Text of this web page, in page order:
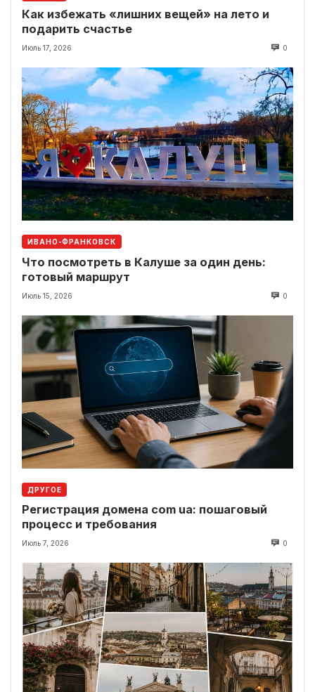
Как избежать «лишних вещей» на лето и
подарить счастье
Июль 17, 2026 0
ИВАНО-ФРАНКОВСК
Что посмотреть в Калуше за один день:
готовый маршрут
Июль 15, 2026 0
ДРУГОЕ
Регистрация домена com ua: пошаговый
процесс и требования
Июль 7, 2026 0